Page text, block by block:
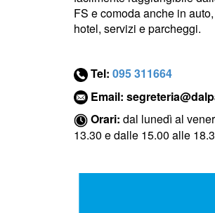
FS e comoda anche in
hotel, servizi e parcheggi.
Tel: 095 311664
Email:
Orari: dal lunedì al
13.30 e dalle 15.00 alle